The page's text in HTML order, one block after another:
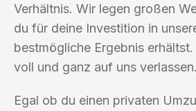
Verhältnis. Wir legen großen
du für deine Investition in
bestmögliche Ergebnis
voll und ganz auf uns verlassen.
Egal ob du einen privaten